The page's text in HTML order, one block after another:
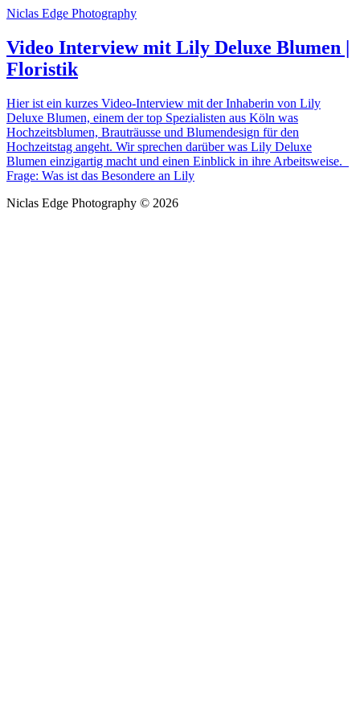
Niclas Edge Photography
Video Interview mit Lily Deluxe Blumen |
Floristik
Hier ist ein kurzes Video-Interview mit der Inhaberin von Lily
Deluxe Blumen, einem der top Spezialisten aus Köln was
Hochzeitsblumen, Brauträusse und Blumendesign für den
Hochzeitstag angeht. Wir sprechen darüber was Lily Deluxe
Blumen einzigartig macht und einen Einblick in ihre Arbeitsweise.
Frage: Was ist das Besondere an Lily
Niclas Edge Photography © 2026